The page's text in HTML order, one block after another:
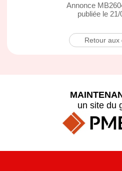
Annonce
publiée le
Retour aux
un site du